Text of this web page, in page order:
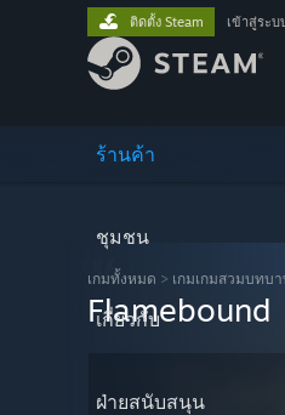
ร้านค้า
ชุมชน
เกี่ยวกับ
ฝ่ายสนับสนุน
ติดตั้ง Steam เข้าสู่ระบ
เกมทั้งหมด > เกมเกมสวมบทบ
Flamebound